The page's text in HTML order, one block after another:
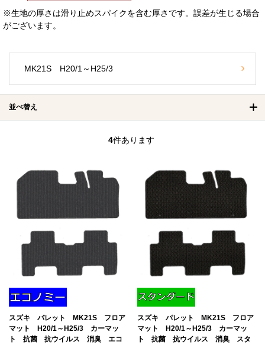
※生地の厚さは滑り止めスパイクを含む厚さです。誤差が生じる場合
がございます。
MK21S H20/1～H25/3
並べ替え
4件あります
スズキ パレット MK21S フロア
マット H20/1～H25/3 カーマッ
ト 抗菌 抗ウイルス 消臭 エコ
スズキ パレット MK21S フロア
マット H20/1～H25/3 カーマッ
ト 抗菌 抗ウイルス 消臭 スタ